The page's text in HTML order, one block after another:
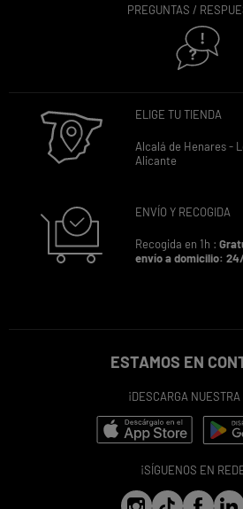
PREGUNTAS /
ELIGE TU TIENDA
Alcalá de Henares -
Alicante
ENVÍO Y RECOGIDA
Recogida en 1h :
envío a domicilio:
ESTAMOS EN
¡DESCARGA
¡SÍGUENOS EN